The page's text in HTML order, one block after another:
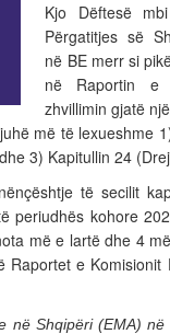
Kjo Dëftesë
Përgatitjes së
në BE merr si
në Raportin e
zhvillimin gjatë
më të lexueshme
3) Kapitullin 24
të secilit
periudhës kohore
më e lartë dhe 4
e
në Shqipëri (EMA)